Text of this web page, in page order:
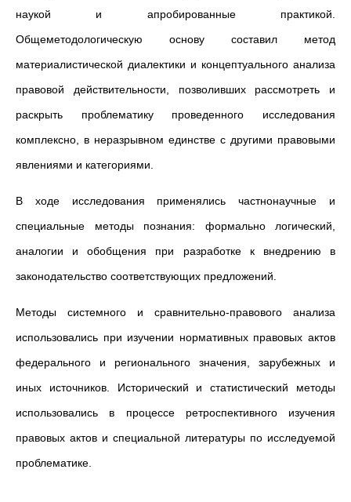
наукой и апробированные практикой.
Общеметодологическую основу составил метод
материалистической диалектики и концептуального анализа
правовой действительности, позволивших рассмотреть и
раскрыть проблематику проведенного исследования
комплексно, в неразрывном единстве с другими правовыми
явлениями и категориями.
В ходе исследования применялись частнонаучные и
специальные методы познания: формально логический,
аналогии и обобщения при разработке к внедрению в
законодательство соответствующих предложений.
Методы системного и сравнительно-правового анализа
использовались при изучении нормативных правовых актов
федерального и регионального значения, зарубежных и
иных источников. Исторический и статистический методы
использовались в процессе ретроспективного изучения
правовых актов и специальной литературы по исследуемой
проблематике.